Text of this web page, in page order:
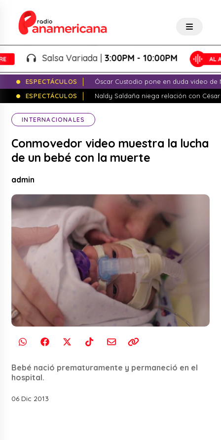
Salsa Variada |3:00PM - 10:00PM
ESPECTÁCULOS
Óscar Custodio pone en duda video de
ESPECTÁCULOS
Naldy Saldaña niega relación con
INTERNACIONALES
Conmovedor video muestra la lucha
de un bebé con la muerte
admin
Bebé nació prematuramente y permaneció en el
hospital.
06 Dic 2013